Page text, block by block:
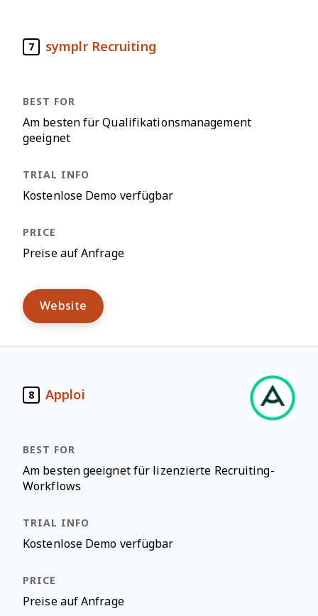
7 symplr Recruiting
Am besten für Qualifikationsmanagement
geeignet
Kostenlose Demo verfügbar
Preise auf Anfrage
Website
8 Apploi
Am besten geeignet für lizenzierte Recruiting-
Workflows
Kostenlose Demo verfügbar
Preise auf Anfrage